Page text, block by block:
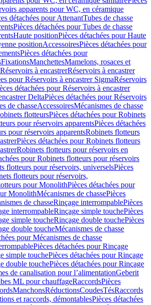
apparents pour WC, en céramique
détachées pour AttenantTubes de chasse
Pièces détachées pour Tubes de chasse
Haute positionPièces détachées pour Haute
positionAccessoiresPièces détachées pour
Pièces détachées pour
FixationsManchettesMamelons, rosaces et
Réservoirs à encastrerRéservoirs à encastrer
pour Réservoirs à encastrer SigmaRéservoirs
détachées pour Réservoirs à encastrer
DeltaPièces détachées pour Réservoirs
de chasseAccessoiresMécanismes de chasse
flotteursPièces détachées pour Robinets
pour réservoirs apparentsPièces détachées
pour réservoirs apparentsRobinets flotteurs
Pièces détachées pour Robinets flotteurs
Robinets flotteurs pour réservoirs en
pour Robinets flotteurs pour réservoirs
flotteurs pour réservoirs, universelsPièces
flotteurs pour réservoirs,
pour MonolithPièces détachées pour
MonolithMécanismes de chassePièces
de chasseRinçage interrompablePièces
interrompableRinçage simple touchePièces
simple toucheRinçage double touchePièces
double toucheMécanismes de chasse
pour Mécanismes de chasse
Pièces détachées pour Rinçage
simple touchePièces détachées pour Rinçage
double touchePièces détachées pour Rinçage
de canalisation pour l’alimentationGeberit
ML pour chauffageRaccordsPièces
ManchonsRéductionsCoudesTésRaccords
et raccords, démontablesPièces détachées